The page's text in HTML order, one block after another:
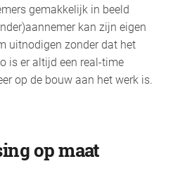
gemakkelijk in beeld
kan zijn eigen
uitnodigen zonder dat het
is er altijd een real-time
op de bouw aan het werk is.
op maat